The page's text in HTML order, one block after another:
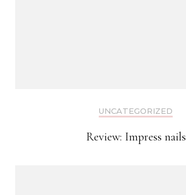
UNCATEGORIZED
Review: Impress nails